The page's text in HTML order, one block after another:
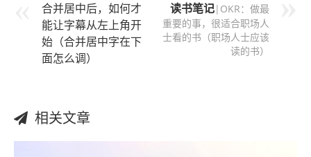
合并居中后，如何才
能让字幕从左上角开
始（合并居中字在下
面怎么调）
读书笔记|OKR：做最
重要的事，很适合职场人
士看的书（职场人士应该
读的书）
相关文章